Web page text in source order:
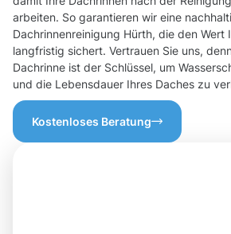
arbeiten. So garantieren wir eine
Dachrinnenreinigung Hürth, die den Wert
langfristig sichert. Vertrauen Sie uns,
Dachrinne ist der Schlüssel, um
und die Lebensdauer Ihres Daches zu
Kostenloses Beratung